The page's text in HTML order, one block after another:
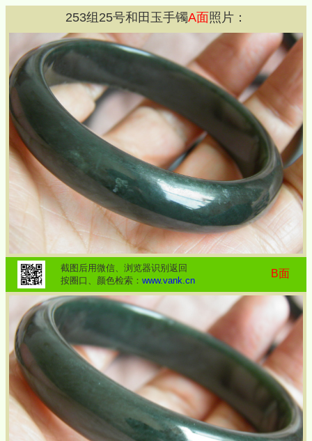
253组 25号和田玉手镯A面照片：
截图后用微信、浏览器识别返回
按圈口、颜色检索： www.vank.cn
B面